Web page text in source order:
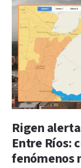
Rigen
Entre Ríos:
fenómenos